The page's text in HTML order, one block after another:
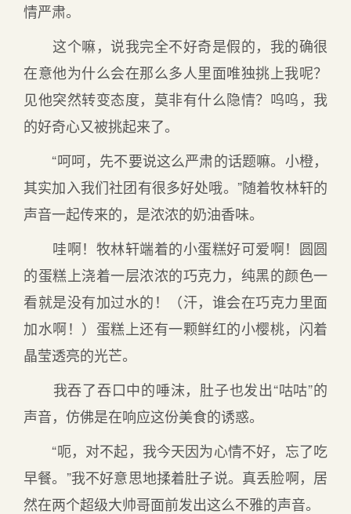
情严肃。
这个嘛，说我完全不好奇是假的，我的确很
在意他为什么会在那么多人里面唯独挑上我呢？
见他突然转变态度，莫非有什么隐情？呜呜，我
的好奇心又被挑起来了。
“呵呵，先不要说这么严肃的话题嘛。小橙，
其实加入我们社团有很多好处哦。”随着牧林轩的
声音一起传来的，是浓浓的奶油香味。
哇啊！牧林轩端着的小蛋糕好可爱啊！圆圆
的蛋糕上浇着一层浓浓的巧克力，纯黑的颜色一
看就是没有加过水的！（汗，谁会在巧克力里面
加水啊！）蛋糕上还有一颗鲜红的小樱桃，闪着
晶莹透亮的光芒。
我吞了吞口中的唾沫，肚子也发出“咕咕”的
声音，仿佛是在响应这份美食的诱惑。
“呃，对不起，我今天因为心情不好，忘了吃
早餐。”我不好意思地揉着肚子说。真丢脸啊，居
然在两个超级大帅哥面前发出这么不雅的声音。